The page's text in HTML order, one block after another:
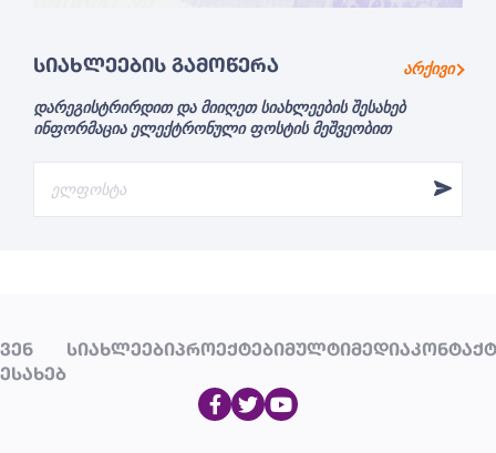
ᲡᲘᲐᲮᲚᲔᲔᲑᲘᲡ ᲒᲐᲛᲝᲬᲔᲠᲐ არქივი
დარეგისტრირდით და მიიღეთ სიახლეების შესახებ
ინფორმაცია ელექტრონული ფოსტის მეშვეობით
ᲡᲘᲐᲮᲚᲔᲔᲑᲘᲞᲠᲝᲔᲥᲢᲔᲑᲘᲛᲣᲚᲢᲘᲛᲔᲓᲘᲐ